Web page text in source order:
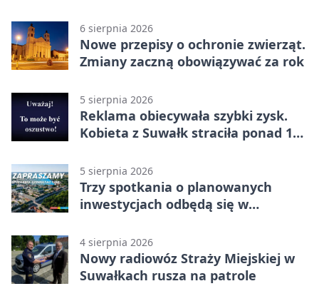
6 sierpnia 2026
Nowe przepisy o ochronie zwierząt.
Zmiany zaczną obowiązywać za rok
5 sierpnia 2026
Reklama obiecywała szybki zysk.
Kobieta z Suwałk straciła ponad 190
5 sierpnia 2026
Trzy spotkania o planowanych
inwestycjach odbędą się w
4 sierpnia 2026
Nowy radiowóz Straży Miejskiej w
Suwałkach rusza na patrole